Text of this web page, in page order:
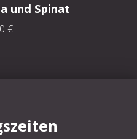
und Spinat
€